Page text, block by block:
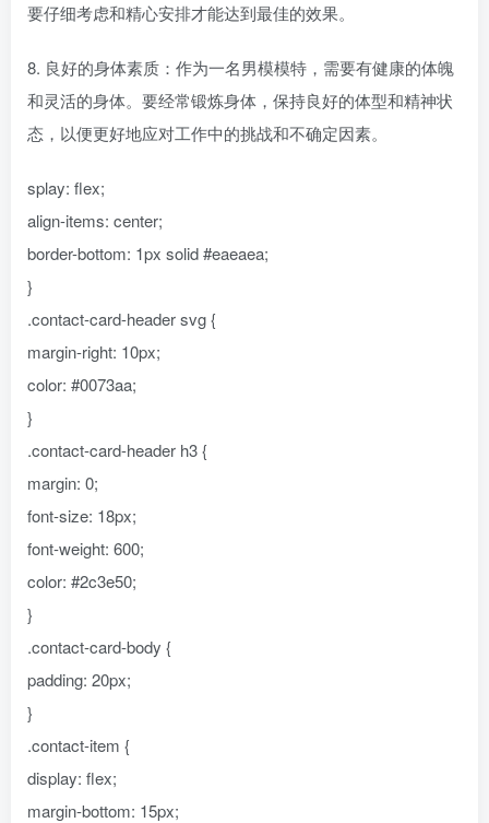
要仔细考虑和精心安排才能达到最佳的效果。
8. 良好的身体素质：作为一名男模模特，需要有健康的体魄
和灵活的身体。要经常锻炼身体，保持良好的体型和精神状
态，以便更好地应对工作中的挑战和不确定因素。
splay: flex;
align-items: center;
border-bottom: 1px solid #eaeaea;
}
.contact-card-header svg {
margin-right: 10px;
color: #0073aa;
}
.contact-card-header h3 {
margin: 0;
font-size: 18px;
font-weight: 600;
color: #2c3e50;
}
.contact-card-body {
padding: 20px;
}
.contact-item {
display: flex;
margin-bottom: 15px;